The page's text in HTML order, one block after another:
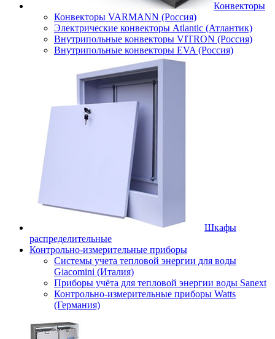
Конвекторы
Конвекторы VARMANN (Россия)
Электрические конвекторы Atlantic (Атлантик)
Внутрипольные конвекторы VITRON (Россия)
Внутрипольные конвекторы EVA (Россия)
Шкафы
распределительные
Контрольно-измерительные приборы
Системы учета тепловой энергии для воды
Giacomini (Италия)
Приборы учёта для тепловой энергии воды Sanext
Контрольно-измерительные приборы Watts
(Германия)